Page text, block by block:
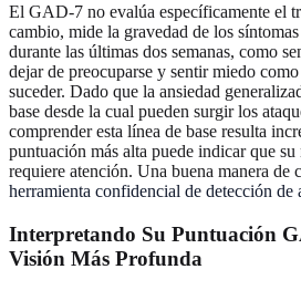
El GAD-7 no evalúa específicamente el
cambio, mide la gravedad de los
durante las últimas dos semanas, como
dejar de preocuparse y sentir miedo
suceder. Dado que la ansiedad
base desde la cual pueden surgir los
comprender esta línea de base resulta
puntuación más alta puede indicar que
requiere atención. Una buena manera de
herramienta confidencial de detección de
Interpretando Su Puntuación
Visión Más Profunda